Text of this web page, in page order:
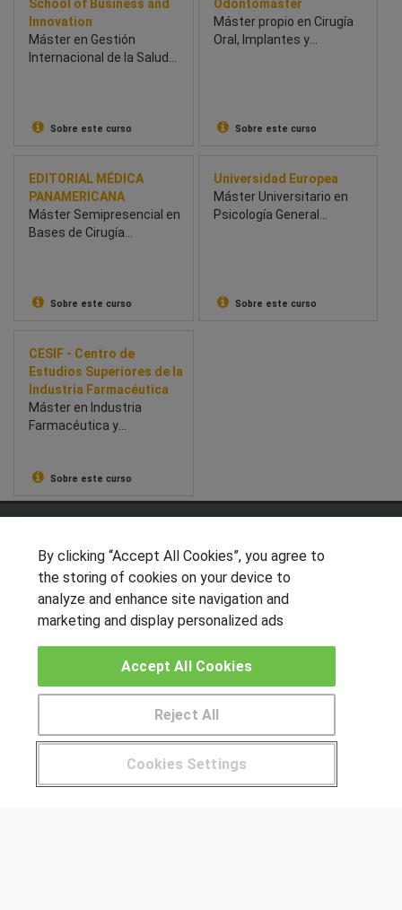
School of Business and
Innovation
Máster en Gestión
Internacional de la Salud
(BSBI)Sobre este curso
Odontomaster
Máster propio en Cirugía
Oral, Implantes y
Sobre este curso
EDITORIAL MÉDICA
PANAMERICANA
Máster Semipresencial en
Bases de Cirugía
Sobre este curso
Universidad Europea
Máster Universitario en
Psicología General
Sobre este curso
CESIF - Centro de
Estudios Superiores de la
Industria Farmacéutica
Máster en Industria
Farmacéutica y
Sobre este curso
Pide más información al centro
¿Tienes alguna duda? 900 264 357
OTROS GRUPOS DE INTERES
Muro de los idiomas
Hablemos de empleo
CENTROS DE FORMACIÓN
Publicar cursos
By clicking “Accept All Cookies”, you agree to
the storing of cookies on your device to
analyze and enhance site navigation and
marketing and display personalized ads
Cookies Settings
Reject All
Accept All Cookies